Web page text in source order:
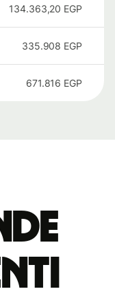
134.363,20 EGP
335.908 EGP
671.816 EGP